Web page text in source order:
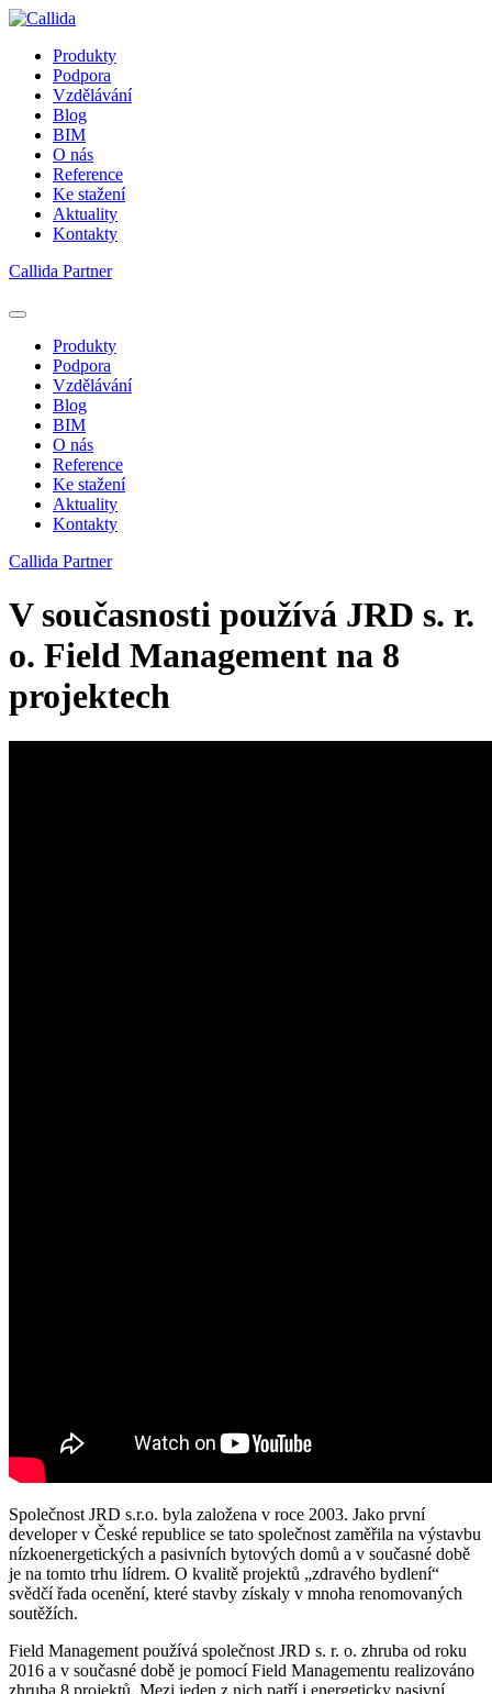
Produkty
Podpora
Vzdělávání
Blog
BIM
O nás
Reference
Ke stažení
Aktuality
Kontakty
Callida Partner
Produkty
Podpora
Vzdělávání
Blog
BIM
O nás
Reference
Ke stažení
Aktuality
Kontakty
Callida Partner
V současnosti používá JRD s. r.
o. Field Management na 8
projektech
Společnost JRD s.r.o. byla založena v roce 2003. Jako první
developer v České republice se tato společnost zaměřila na výstavbu
nízkoenergetických a pasivních bytových domů a v současné době
je na tomto trhu lídrem. O kvalitě projektů „zdravého bydlení“
svědčí řada ocenění, které stavby získaly v mnoha renomovaných
soutěžích.
Field Management používá společnost JRD s. r. o. zhruba od roku
2016 a v současné době je pomocí Field Managementu realizováno
zhruba 8 projektů. Mezi jeden z nich patří i energeticky pasivní